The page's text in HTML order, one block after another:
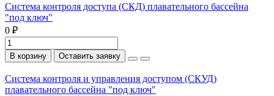
Система контроля доступа (СКД) плавательного бассейна
"под ключ"
0 ₽
В корзину Оставить заявку
Система контроля и управления доступом (СКУД)
плавательного бассейна "под ключ"